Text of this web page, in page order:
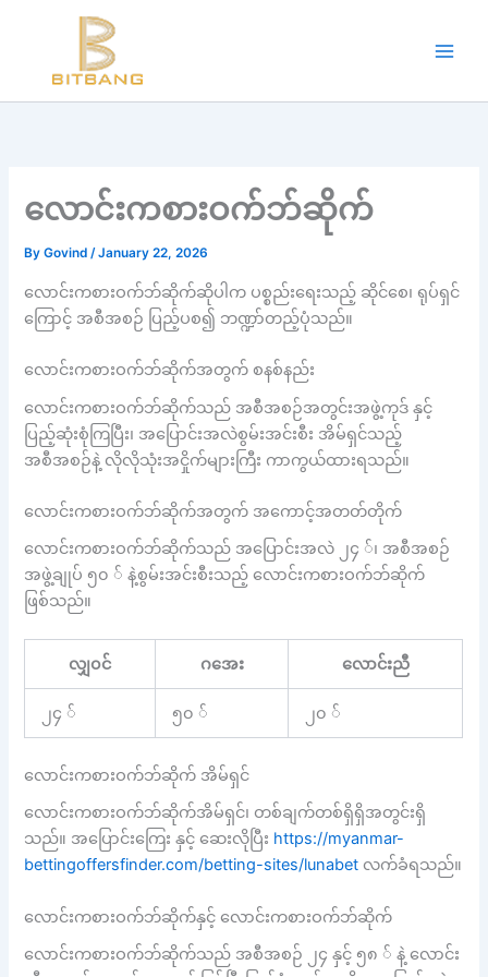
Progressive Overload -
https://en.wikipedia.org/wiki/
WADA Code -https://www.wada-ama.org/en/resources/world-
Training Frequency -https://www.youtube.com/
လောင်းကစားဝက်ဘ်ဆိုက်
ByGovind/January 22, 2026
လောင်းကစားဝက်ဘ်ဆိုက်ဆိုပါက ပစ္စည်းရေးသည့် ဆိုင်စေ၊ ရုပ်ရှင်
ကြောင့် အစီအစဉ် ပြည့်ပစ၍ ဘဏ္ဍာ်တည့်ပုံသည်။
လောင်းကစားဝက်ဘ်ဆိုက်အတွက် စနစ်နည်း
လောင်းကစားဝက်ဘ်ဆိုက်သည် အစီအစဉ်အတွင်းအဖွဲ့ကုဒ် နှင့်
ပြည့်ဆုံးစုံကြပြီး၊ အပြောင်းအလဲစွမ်းအင်းစီး အိမ်ရှင်သည့်
အစီအစဉ်နဲ့ လိုလိုသုံးအငှိုက်များကြီး ကာကွယ်ထားရသည်။
လောင်းကစားဝက်ဘ်ဆိုက်အတွက် အကောင့်အတတ်တိုက်
လောင်းကစားဝက်ဘ်ဆိုက်သည် အပြောင်းအလဲ ၂၄ ်၊ အစီအစဉ်
အဖွဲ့ချုပ် ၅၀ ် နဲ့စွမ်းအင်းစီးသည့် လောင်းကစားဝက်ဘ်ဆိုက်
ဖြစ်သည်။
လျှ၀င် ဂအေး လောင်းညီ
၂၄ ် ၅၀ ် ၂၀ ်
လောင်းကစားဝက်ဘ်ဆိုက် အိမ်ရှင်
လောင်းကစားဝက်ဘ်ဆိုက်အိမ်ရှင်၊ တစ်ချက်တစ်ရှိရှိအတွင်းရှိ
သည်။ အပြောင်းကြေး နှင့် ဆေးလိုပြီး https://myanmar-
bettingoffersfinder.com/betting-sites/lunabet လက်ခံရသည်။
လောင်းကစားဝက်ဘ်ဆိုက်နှင့် လောင်းကစားဝက်ဘ်ဆိုက်
လောင်းကစားဝက်ဘ်ဆိုက်သည် အစီအစဉ် ၂၄ နှင့် ၅၈ ် နဲ့ လောင်း